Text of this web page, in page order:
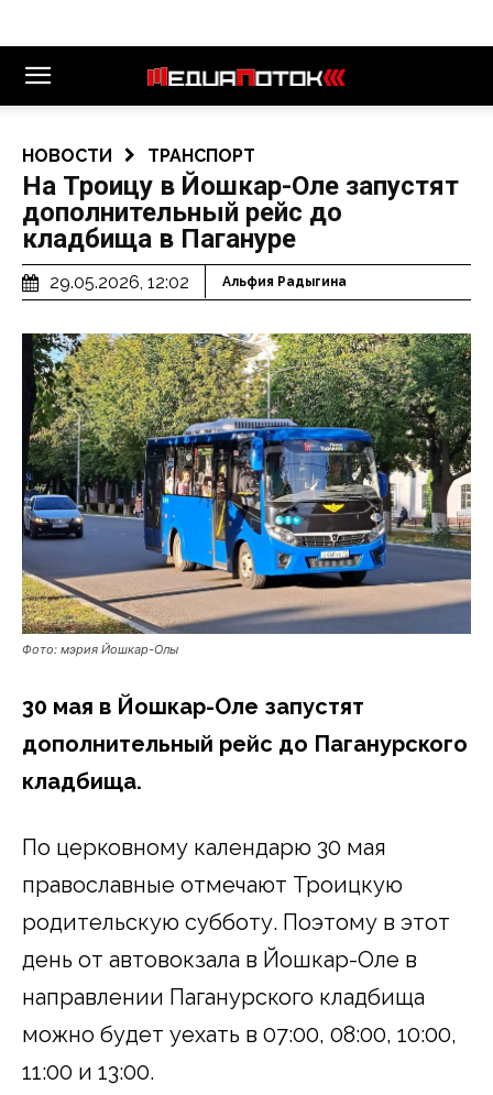
НОВОСТИ ТРАНСПОРТ
На Троицу в Йошкар-Оле запустят
дополнительный рейс до
кладбища в Пагануре
29.05.2026, 12:02 Альфия Радыгина
Фото: мэрия Йошкар-Олы
30 мая в Йошкар-Оле запустят
дополнительный рейс до Паганурского
кладбища.
По церковному календарю 30 мая
православные отмечают Троицкую
родительскую субботу. Поэтому в этот
день от автовокзала в Йошкар-Оле в
направлении Паганурского кладбища
можно будет уехать в 07:00, 08:00, 10:00,
11:00 и 13:00.